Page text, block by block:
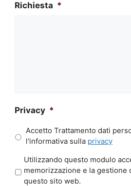
Richiesta *
Privacy *
Accetto Trattamento dati
l'informativa sulla privacy
r
Utilizzando questo modulo
memorizzazione e la gestione
questo sito web.